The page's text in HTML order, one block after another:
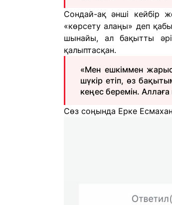
Сондай-ақ әнші кейбір
«көрсету алаңы» деп
шынайы, ал бақытты
қалыптасқан.
«Мен ешкіммен
шүкір етіп, өз
кеңес беремін.
Сөз соңында Ерке